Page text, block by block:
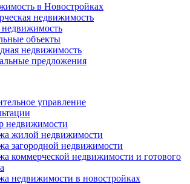
в Новостройках
недвижимость
объекты
недвижимость
предложения
управление
недвижимости
жилой недвижимости
загородной недвижимости
коммерческой недвижимости и готового
недвижимости в новостройках